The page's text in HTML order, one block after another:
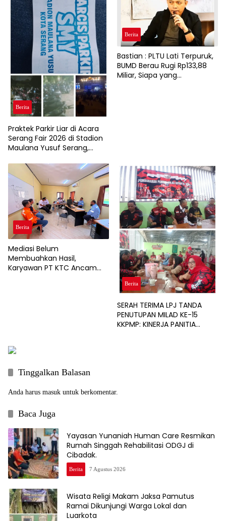
Berita
Praktek Parkir Liar di Acara
Serang Fair 2026 di Stadion
Maulana Yusuf Serang,
Pendapatan Asli Daerah (
PAD)Jadi Korbannya
Berita
Bastian : PLTU Lati Terpuruk,
BUMD Berau Rugi Rp133,88
Miliar, Siapa yang
Berita
Mediasi Belum
Membuahkan Hasil,
Karyawan PT KTC Ancam
Berita
SERAH TERIMA LPJ TANDA
PENUTUPAN MILAD KE-15
KKPMP: KINERJA PANITIA
Tinggalkan Balasan
Anda harus masuk untuk berkomentar.
Baca Juga
Yayasan Yunaniah Human Care Resmikan
Rumah Singgah Rehabilitasi ODGJ di
Cibadak.
Berita 7 Agustus 2026
Wisata Religi Makam Jaksa Pamutus
Ramai Dikunjungi Warga Lokal dan
Luarkota